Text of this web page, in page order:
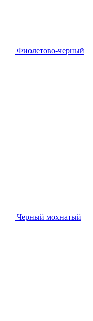
Фиолетово-черный
Черный мохнатый